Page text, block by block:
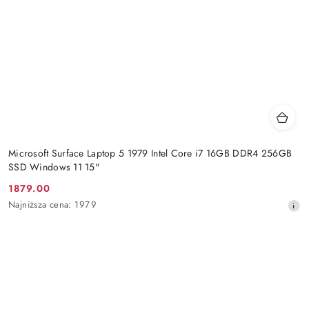
Microsoft Surface Laptop 5 1979 Intel Core i7 16GB DDR4 256GB
SSD Windows 11 15"
Cena
promocyjna:
1879.00
Najniższa
Najniższa cena: 1979